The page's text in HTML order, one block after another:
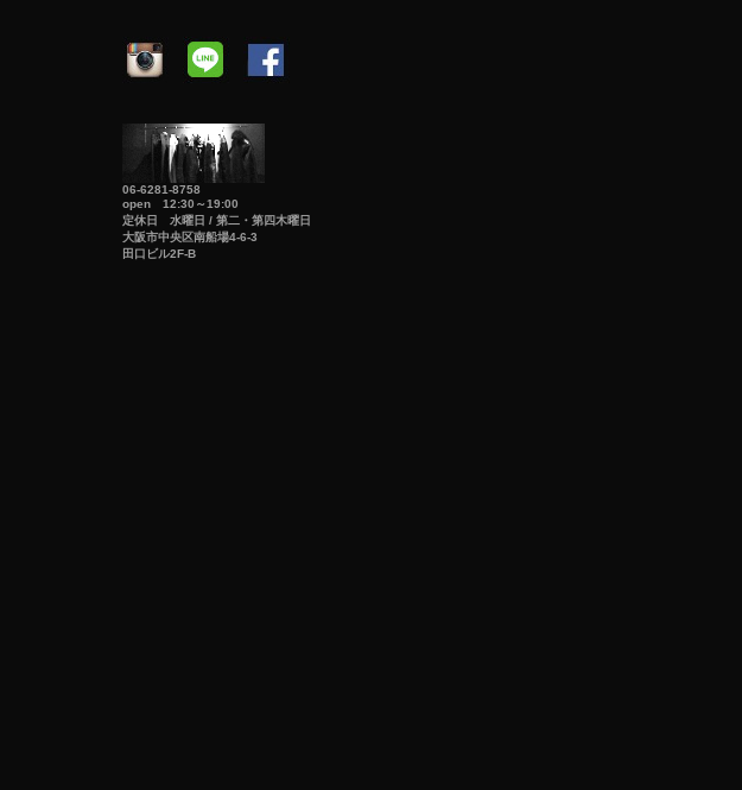
06-6281-8758
open 12:30～19:00
定休日 水曜日 / 第二・第四木曜日
大阪市中央区南船場4-6-3
田口ビル2F-B